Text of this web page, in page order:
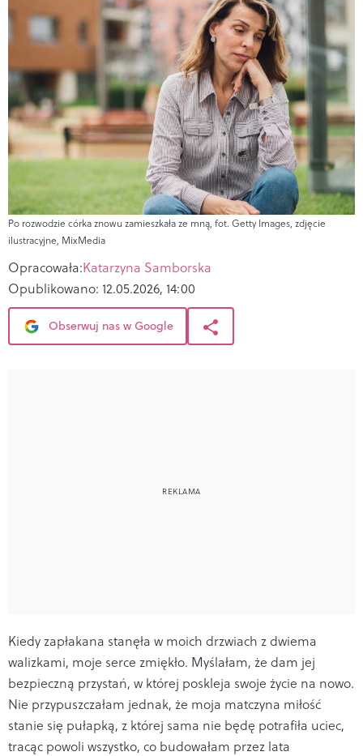
Po rozwodzie córka znowu zamieszkała ze mną, fot. Getty Images, zdjęcie
ilustracyjne, MixMedia
Opracowała:Katarzyna Samborska
Opublikowano: 12.05.2026, 14:00
Obserwuj nas w Google
Kiedy zapłakana stanęła w moich drzwiach z dwiema
walizkami, moje serce zmiękło. Myślałam, że dam jej
bezpieczną przystań, w której poskleja swoje życie na nowo.
Nie przypuszczałam jednak, że moja matczyna miłość
stanie się pułapką, z której sama nie będę potrafiła uciec,
tracąc powoli wszystko, co budowałam przez lata